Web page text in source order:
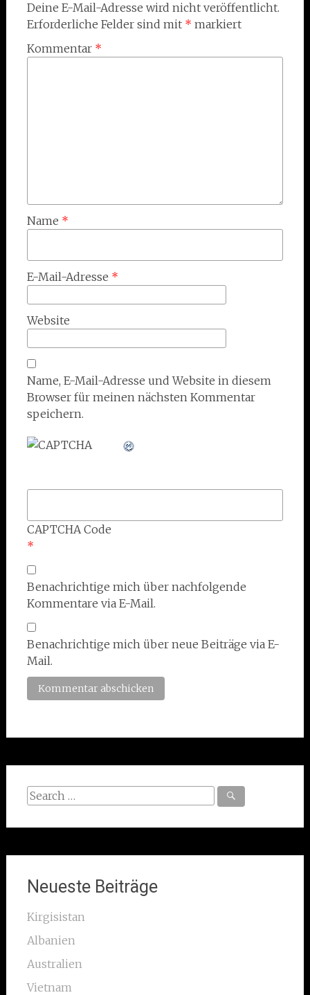
Deine E-Mail-Adresse wird nicht veröffentlicht.
Erforderliche Felder sind mit * markiert
Kommentar *
Name *
E-Mail-Adresse *
Website
Name, E-Mail-Adresse und Website in diesem
Browser für meinen nächsten Kommentar
speichern.
CAPTCHA Code
*
Benachrichtige mich über nachfolgende
Kommentare via E-Mail.
Benachrichtige mich über neue Beiträge via E-
Mail.
Search
for:
Neueste Beiträge
Kirgisistan
Albanien
Australien
Vietnam